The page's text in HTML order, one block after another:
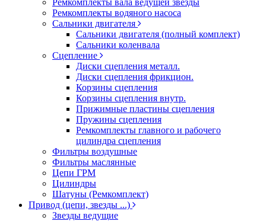
Ремкомплекты вала ведущей звезды
Ремкомплекты водяного насоса
Сальники двигателя
Сальники двигателя (полный комплект)
Сальники коленвала
Сцепление
Диски сцепления металл.
Диски сцепления фрикцион.
Корзины сцепления
Корзины сцепления внутр.
Прижимные пластины сцепления
Пружины сцепления
Ремкомплекты главного и рабочего
цилиндра сцепления
Фильтры воздушные
Фильтры маслянные
Цепи ГРМ
Цилиндры
Шатуны (Ремкомплект)
Привод (цепи, звезды ...)
Звезды ведущие